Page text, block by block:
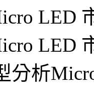
LED
LED
分析